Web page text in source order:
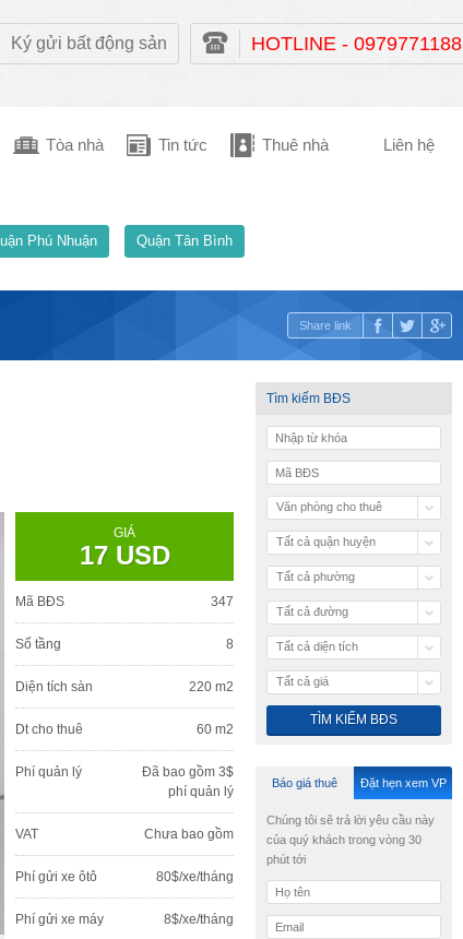
Ký gửi bất động sản HOTLINE - 0979771188
Tòa nhà Tin tức Thuê nhà Liên hệ
Phú Nhuận Quận Tân Bình
Share link
GIÁ
17 USD
Mã BĐS 347
Số tầng 8
Diện tích sàn 220 m2
Dt cho thuê 60 m2
Phí quản lý
Đã bao gồm 3$
phí quản lý
VAT Chưa bao gồm
Phí gửi xe ôtô 80$/xe/tháng
Phí gửi xe máy 8$/xe/tháng
Tìm kiếm BĐS
Văn phòng cho thuê
Tất cả quận huyện
Tất cả phường
Tất cả đường
Tất cả diện tích
Tất cả giá
Báo giá thuê Đặt hẹn xem VP
Chúng tôi sẽ trả lời yêu cầu này
của quý khách trong vòng 30
phút tới